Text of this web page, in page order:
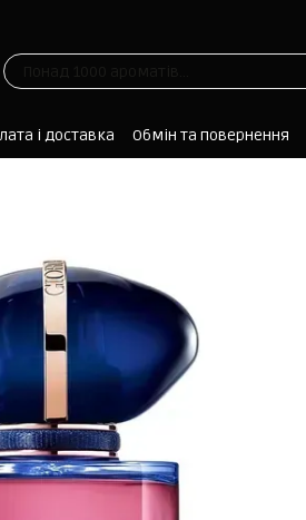
і доставка Обмін та повернення